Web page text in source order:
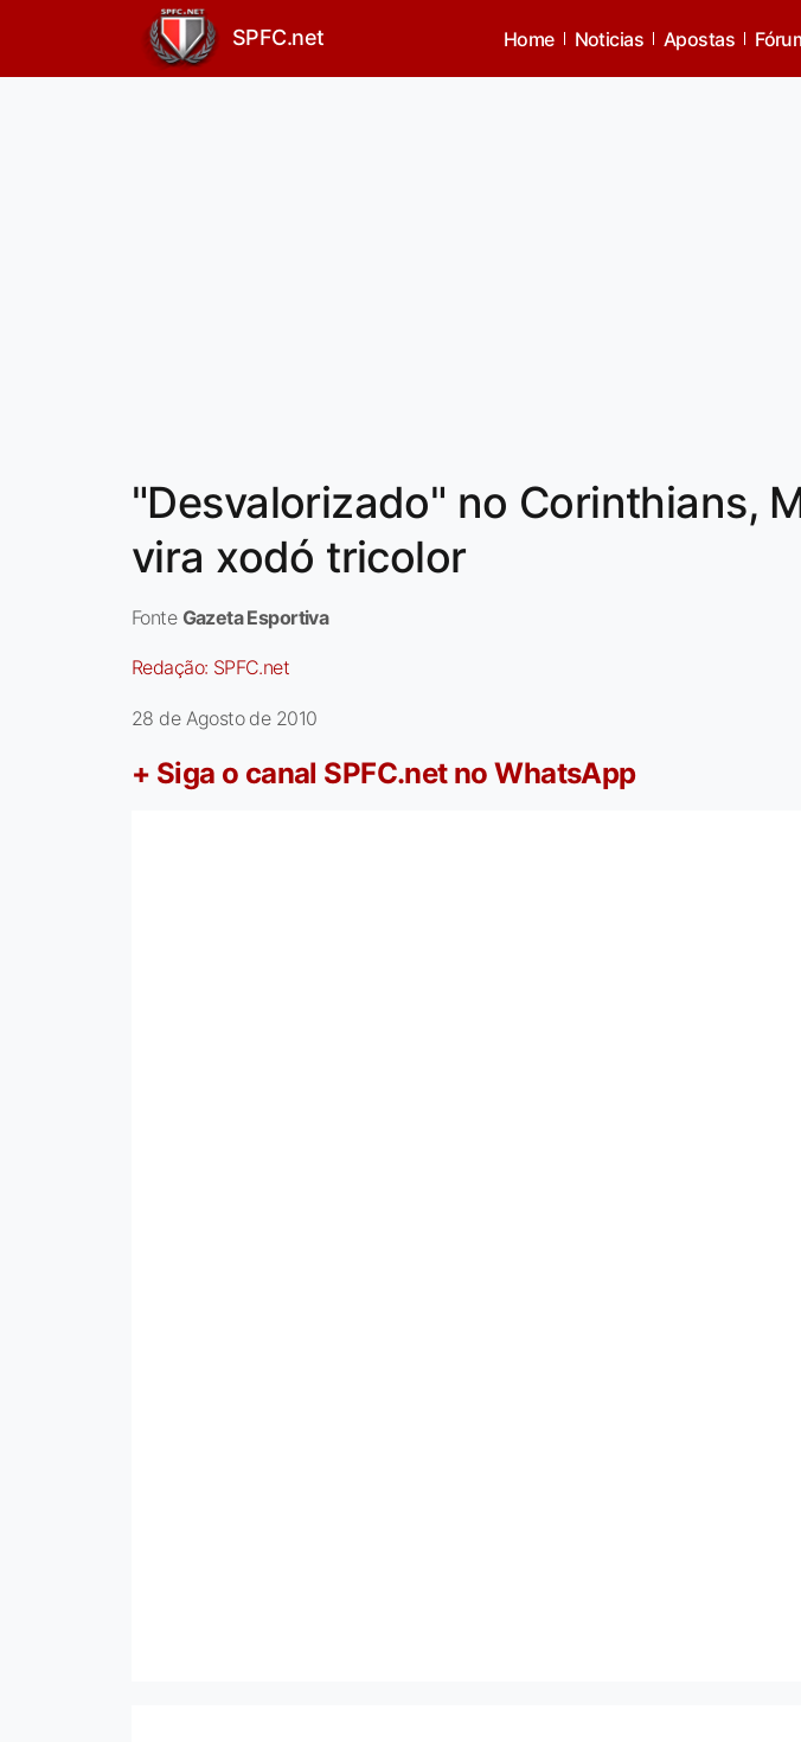
SPFC.net Home Noticias Apostas
"Desvalorizado" no Corinthians,
vira xodó tricolor
Fonte Gazeta Esportiva
Redação: SPFC.net
28 de Agosto de 2010
+ Siga o canal SPFC.net no WhatsApp